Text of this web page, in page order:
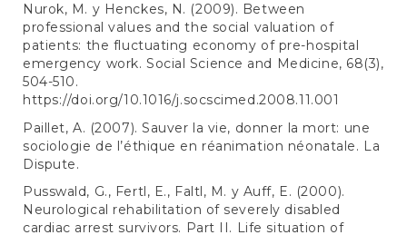
Nurok, M. y Henckes, N. (2009). Between
professional values and the social valuation of
patients: the fluctuating economy of pre-hospital
emergency work. Social Science and Medicine, 68(3),
504-510.
https://doi.org/10.1016/j.socscimed.2008.11.001
Paillet, A. (2007). Sauver la vie, donner la mort: une
sociologie de l’éthique en réanimation néonatale. La
Dispute.
Pusswald, G., Fertl, E., Faltl, M. y Auff, E. (2000).
Neurological rehabilitation of severely disabled
cardiac arrest survivors. Part II. Life situation of